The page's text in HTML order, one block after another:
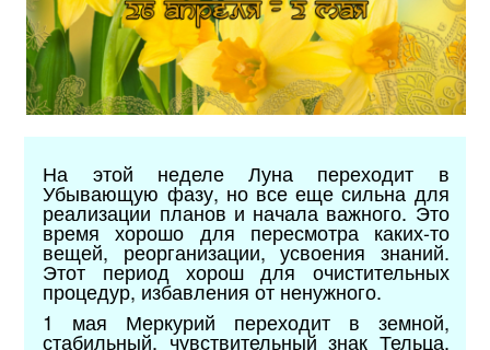
На этой неделе Луна переходит в
Убывающую фазу, но все еще сильна для
реализации планов и начала важного. Это
время хорошо для пересмотра каких-то
вещей, реорганизации, усвоения знаний.
Этот период хорош для очистительных
процедур, избавления от ненужного.
1 мая Меркурий переходит в земной,
стабильный, чувствительный знак Тельца.